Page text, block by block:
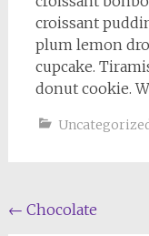
croissant
plum lemon
cupcake.
donut cookie.
← Chocolate